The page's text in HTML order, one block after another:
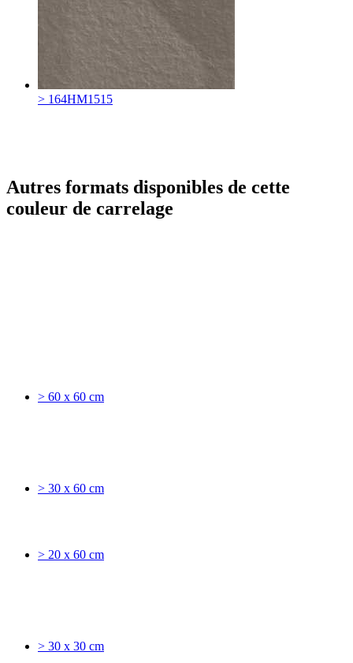
> 164HM1515
Autres formats disponibles de cette
couleur de carrelage
> 60 x 60 cm
> 30 x 60 cm
> 20 x 60 cm
> 30 x 30 cm